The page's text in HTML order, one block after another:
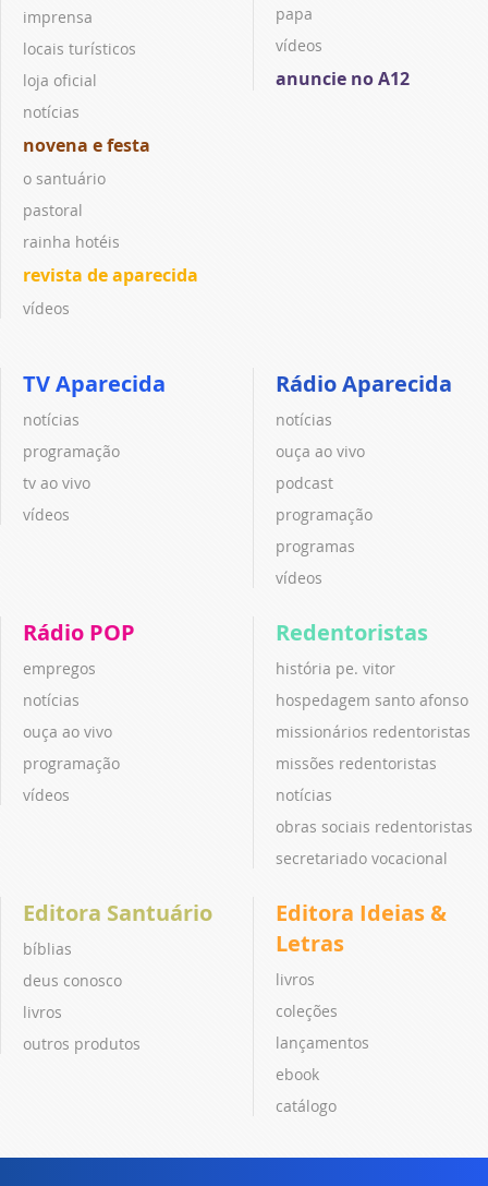
imprensa
locais turísticos
loja oficial
notícias
novena e festa
o santuário
pastoral
rainha hotéis
revista de aparecida
vídeos
papa
vídeos
anuncie no A12
TV Aparecida
notícias
programação
tv ao vivo
vídeos
Rádio Aparecida
notícias
ouça ao vivo
podcast
programação
programas
vídeos
Rádio POP
empregos
notícias
ouça ao vivo
programação
vídeos
Redentoristas
história pe. vitor
hospedagem santo afonso
missionários redentoristas
missões redentoristas
notícias
obras sociais redentoristas
secretariado vocacional
Editora Santuário
bíblias
deus conosco
livros
outros produtos
Editora Ideias &
Letras
livros
coleções
lançamentos
ebook
catálogo